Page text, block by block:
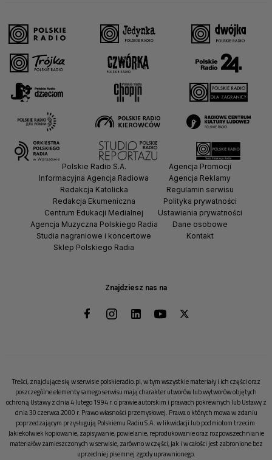
Znajdziesz nas na
Polskie Radio S.A.
Informacyjna Agencja Radiowa
Redakcja Katolicka
Redakcja Ekumeniczna
Centrum Edukacji Medialnej
Agencja Muzyczna Polskiego Radia
Studia nagraniowe i koncertowe
Sklep Polskiego Radia
Agencja Promocji
Agencja Reklamy
Regulamin serwisu
Polityka prywatności
Ustawienia prywatności
Dane osobowe
Kontakt
Treści, znajdujące się w serwisie polskieradio.pl, w tym wszystkie materiały i ich części oraz
poszczególne elementy samego serwisu mają charakter utworów lub wytworów objętych
ochroną Ustawy z dnia 4 lutego 1994 r. o prawie autorskim i prawach pokrewnych lub Ustawy z
dnia 30 czerwca 2000 r. Prawo własności przemysłowej. Prawa o których mowa w zdaniu
poprzedzającym przysługują Polskiemu Radiu S.A. w likwidacji lub podmiotom trzecim.
Jakiekolwiek kopiowanie, zapisywanie, powielanie, reprodukowanie oraz rozpowszechnianie
materiałów zamieszczonych w serwisie, zarówno w części, jak i w całości jest zabronione bez
uprzedniej pisemnej zgody uprawnionego.